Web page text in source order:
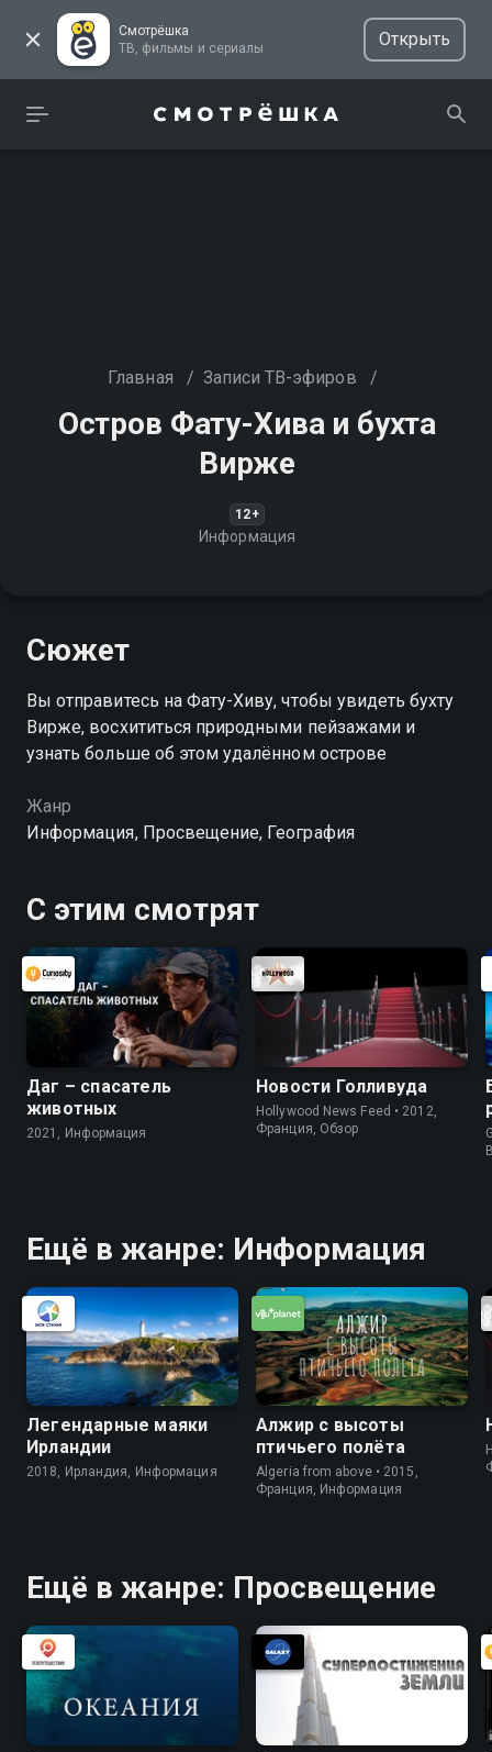
Смотрёшка
ТВ, фильмы и сериалы
Открыть
Главная / Записи ТВ-эфиров /
Остров Фату-Хива и бухта
Вирже
12+
Информация
Сюжет
Вы отправитесь на Фату-Хиву, чтобы увидеть бухту
Вирже, восхититься природными пейзажами и
узнать больше об этом удалённом острове
Жанр
Информация, Просвещение, География
С этим смотрят
Даг – спасатель
животных
2021, Информация
Новости Голливуда
Hollywood News Feed • 2012,
Франция, Обзор
Ещё в жанре: Информация
Легендарные маяки
Ирландии
2018, Ирландия, Информация
Алжир с высоты
птичьего полёта
Algeria from above • 2015,
Франция, Информация
Ещё в жанре: Просвещение